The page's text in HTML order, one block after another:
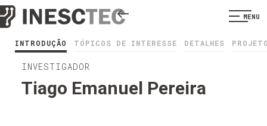
MENU
INTRODUÇÃO TÓPICOS DE INTERESSE DETALHES
INVESTIGADOR
Tiago Emanuel Pereira